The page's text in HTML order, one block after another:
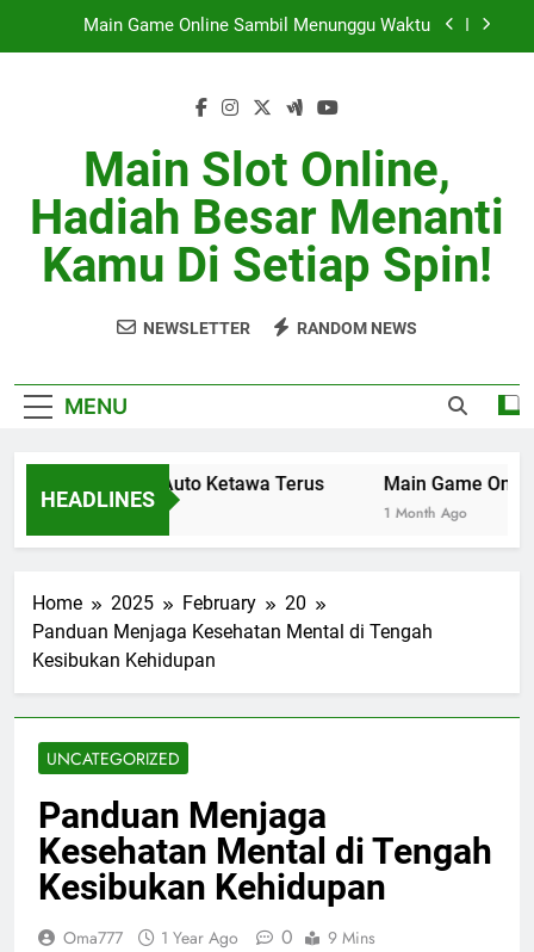
Main Game Online Sambil Menunggu Waktu
Main Bareng Auto Ketawa Terus
Main Game Online Sambil Menunggu Waktu
Squad Kocak Tapi Sulit Dikalahin
Skill Biasa Tapi Hoki Luar Biasa
Main Slot Online,
Hadiah Besar Menanti
Kamu Di Setiap Spin!
NEWSLETTER RANDOM NEWS
MENU
HEADLINES
Main Bareng Auto Ketawa Terus
1 Month Ago
Main Game
1 Month Ago
Home 2025 February
20
Panduan Menjaga Kesehatan Mental di Tengah
Kesibukan Kehidupan
UNCATEGORIZED
Panduan Menjaga
Kesehatan Mental di Tengah
Kesibukan Kehidupan
Oma777 1 Year Ago 0 9 Mins